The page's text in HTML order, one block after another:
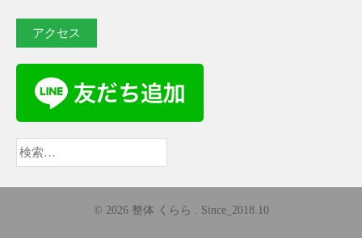
アクセス
検
索:
© 2026 整体 くらら . Since_2018.10